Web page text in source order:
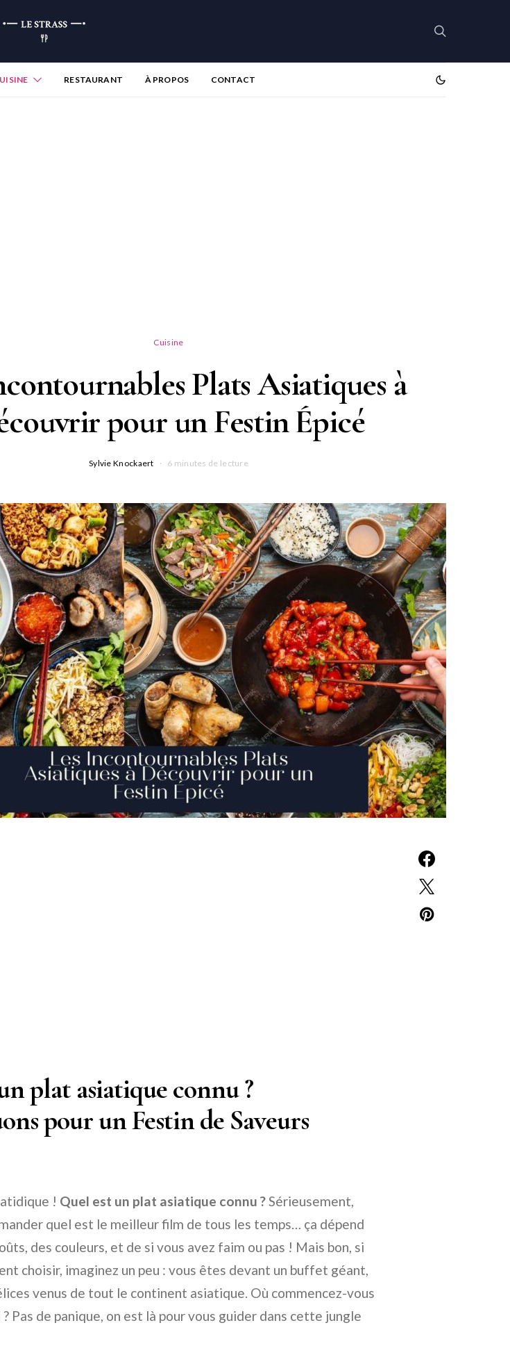
RESTAURANT À PROPOS CONTACT
Cuisine
Plats Asiatiques à
pour un Festin Épicé
Sylvie Knockaert 6 minutes de lecture
plat asiatique connu ?
pour un Festin de Saveurs
! Quel est un plat asiatique connu ?Sérieusement,
quel est le meilleur film de tous les temps… ça dépend
des couleurs, et de si vous avez faim ou pas ! Mais bon, si
choisir, imaginez un peu : vous êtes devant un buffet géant,
venus de tout le continent asiatique. Où commencez-vous
? Pas de panique, on est là pour vous guider dans cette jungle